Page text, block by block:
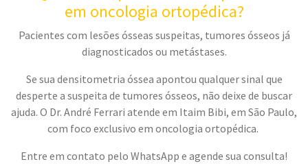
em oncologia ortopédica?
Pacientes com lesões ósseas suspeitas, tumores ósseos já
diagnosticados ou metástases.
Se sua densitometria óssea apontou qualquer sinal que
desperte a suspeita de tumores ósseos, não deixe de buscar
ajuda. O Dr. André Ferrari atende em Itaim Bibi, em São Paulo,
com foco exclusivo em oncologia ortopédica.
Entre em contato pelo WhatsApp e agende sua consulta!